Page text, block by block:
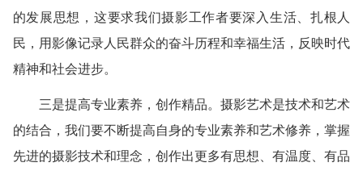
的发展思想，这要求我们摄影工作者要深入生活、扎根人
民，用影像记录人民群众的奋斗历程和幸福生活，反映时代
精神和社会进步。
三是提高专业素养，创作精品。摄影艺术是技术和艺术
的结合，我们要不断提高自身的专业素养和艺术修养，掌握
先进的摄影技术和理念，创作出更多有思想、有温度、有品